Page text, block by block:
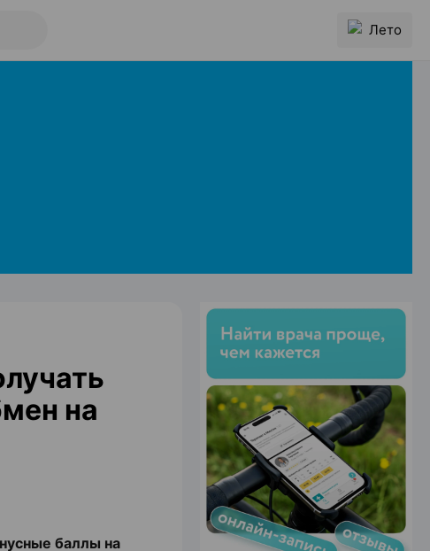
Лето
на
баллы на
ЭФФЕКТИВНАЯ РЕКЛАМА НА САЙТЕ